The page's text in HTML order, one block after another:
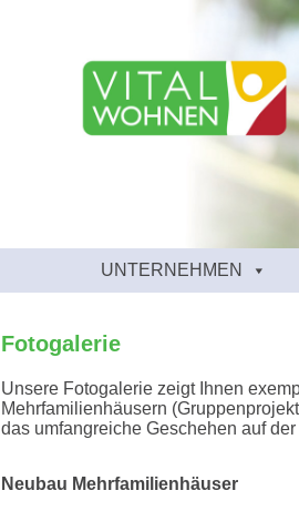
UNTERNEHMEN
Fotogalerie
Unsere Fotogalerie zeigt Ihnen
Mehrfamilienhäusern
das umfangreiche Geschehen auf
Neubau Mehrfamilienhäuser